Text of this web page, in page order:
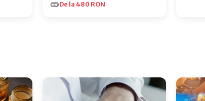
De la 480 RON